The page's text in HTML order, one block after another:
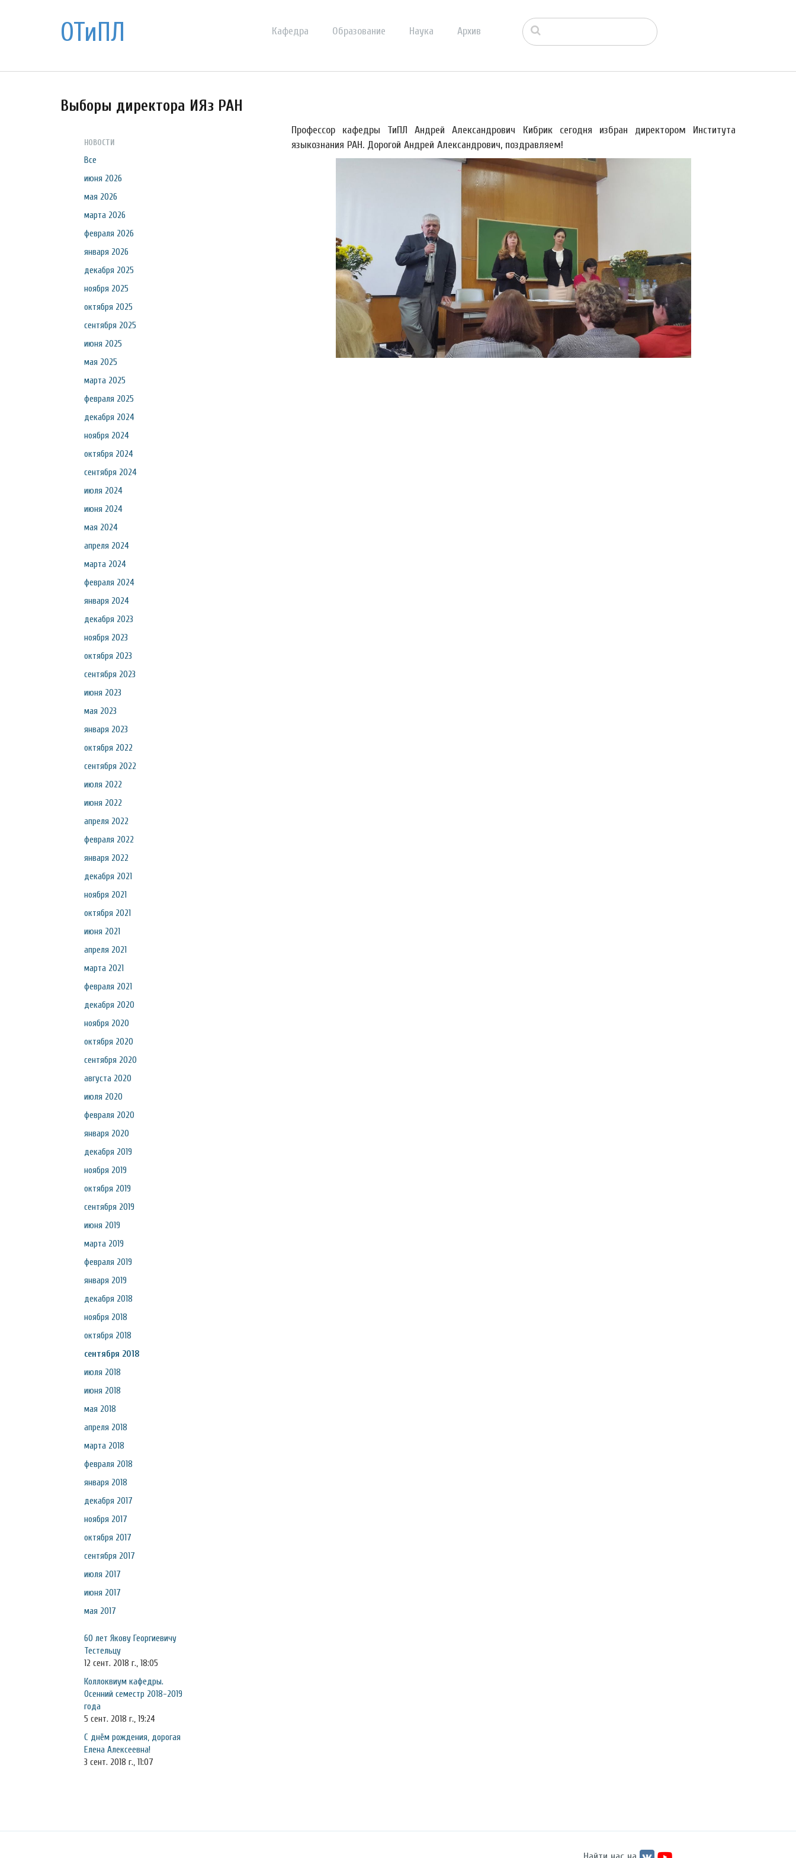
ОТиПЛ Кафедра Образование Наука Архив
Выборы директора ИЯз РАН
НОВОСТИ
Все
июня 2026
мая 2026
марта 2026
февраля 2026
января 2026
декабря 2025
ноября 2025
октября 2025
сентября 2025
июня 2025
мая 2025
марта 2025
февраля 2025
декабря 2024
ноября 2024
октября 2024
сентября 2024
июля 2024
июня 2024
мая 2024
апреля 2024
марта 2024
февраля 2024
января 2024
декабря 2023
ноября 2023
октября 2023
сентября 2023
июня 2023
мая 2023
января 2023
октября 2022
сентября 2022
июля 2022
июня 2022
апреля 2022
февраля 2022
января 2022
декабря 2021
ноября 2021
октября 2021
июня 2021
апреля 2021
марта 2021
февраля 2021
декабря 2020
ноября 2020
октября 2020
сентября 2020
августа 2020
июля 2020
февраля 2020
января 2020
декабря 2019
ноября 2019
октября 2019
сентября 2019
июня 2019
марта 2019
февраля 2019
января 2019
декабря 2018
ноября 2018
октября 2018
сентября 2018
июля 2018
июня 2018
мая 2018
апреля 2018
марта 2018
февраля 2018
января 2018
декабря 2017
ноября 2017
октября 2017
сентября 2017
июля 2017
июня 2017
мая 2017
60 лет Якову Георгиевичу
Тестельцу
12 сент. 2018 г., 18:05
Коллоквиум кафедры.
Осенний семестр 2018-2019
года
5 сент. 2018 г., 19:24
С днём рождения, дорогая
Елена Алексеевна!
3 сент. 2018 г., 11:07
Профессор кафедры ТиПЛ Андрей Александрович Кибрик сегодня избран директором Института
языкознания РАН. Дорогой Андрей Александрович, поздравляем!